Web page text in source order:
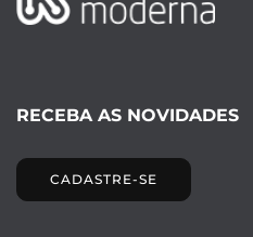
RECEBA AS NOVIDADES
CADASTRE-SE